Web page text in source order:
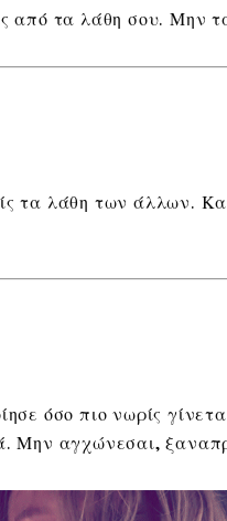
από τα λάθη σου. Μην
τα λάθη των άλλων.
όσο πιο νωρίς
Μην αγχώνεσαι,